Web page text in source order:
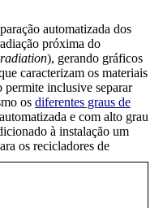
automatizada dos
próxima do
), gerando gráficos
caracterizam os materiais
permite inclusive separar
os diferentes graus de
e com alto grau
à instalação um
os recicladores de